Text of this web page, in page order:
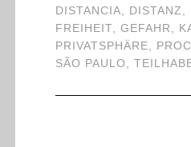
DISTANCIA, DISTANZ ,
FREIHEIT, GEFAHR ,
PRIVATSPHÄRE,
SÃO PAULO ,